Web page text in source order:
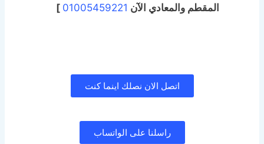
المقطم والمعادي الآن 01005459221
]
اتصل الان نصلك اينما كنت
راسلنا على الواتساب